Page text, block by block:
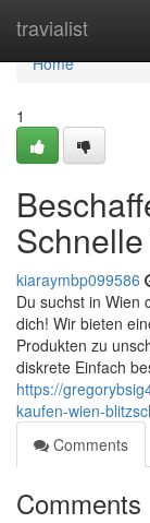
travialist
Home
Home
1
kiaraymbp099586
Du suchst in Wien
dich! Wir bieten
Produkten zu
diskrete Einfach
https://
kaufen-wien-
Comments
Comments